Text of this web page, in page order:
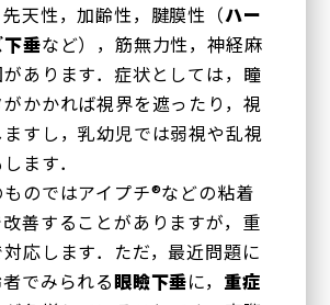
天性，加齢性，腱膜性（ハー
垂など），筋無力性，神経麻
あります．症状としては，瞳
がかかれば視界を遮ったり，視
すし，乳幼児では弱視や乱視
ます．
のではアイプチ®などの粘着
善することがありますが，重
応します．ただ，最近問題に
でみられる眼瞼下垂に， 重症